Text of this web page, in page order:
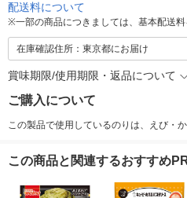
配送料について
※一部の商品につきましては、基本配送料
在庫確認住所：東京都にお届け
賞味期限/使用期限・返品について
ご購入について
この製品で使用しているのりは、えび・
この商品と関連するおすすめ